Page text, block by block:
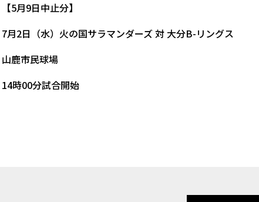
【5月9日中止分】
7月2日（水）火の国サラマンダーズ 対 大分B-リングス
山鹿市民球場
14時00分試合開始